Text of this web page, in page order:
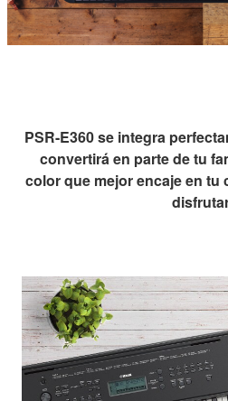
PSR-E360 se integra
convertirá en parte de tu
color que mejor encaje en tu